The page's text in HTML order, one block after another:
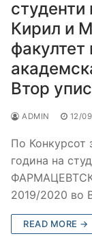
студенти
Кирил и
факултет
Втор
ADMIN 12/
По Конкурсот
година на
2019/2020 во
READ MORE →